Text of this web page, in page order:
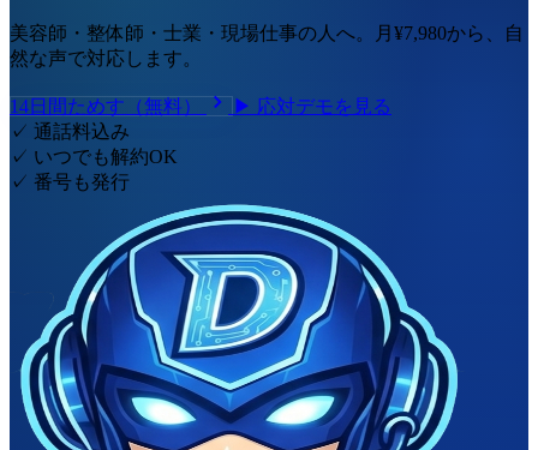
美容師・整体師・士業・現場仕事の人へ。月¥7,980から、自
然な声で対応します。
14日間ためす（無料）
▶ 応対デモを見る
✓ 通話料込み
✓ いつでも解約OK
✓ 番号も発行